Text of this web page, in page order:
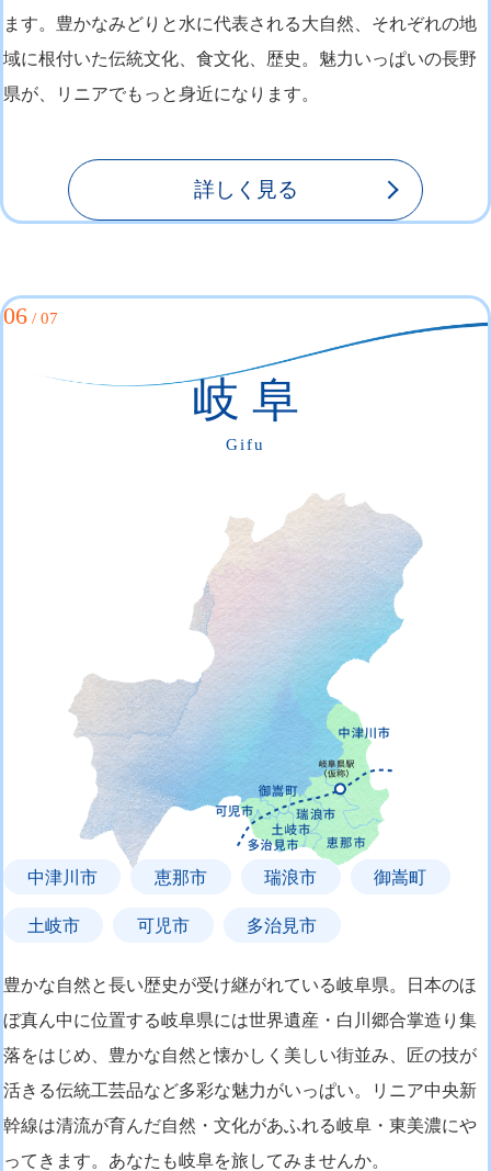
ます。豊かなみどりと水に代表される大自然、それぞれの地
域に根付いた伝統文化、食文化、歴史。魅力いっぱいの長野
県が、リニアでもっと身近になります。
詳しく見る
06 / 07
岐 阜
Gifu
中津川市 恵那市 瑞浪市 御嵩町
土岐市 可児市 多治見市
豊かな自然と長い歴史が受け継がれている岐阜県。日本のほ
ぼ真ん中に位置する岐阜県には世界遺産・白川郷合掌造り集
落をはじめ、豊かな自然と懐かしく美しい街並み、匠の技が
活きる伝統工芸品など多彩な魅力がいっぱい。リニア中央新
幹線は清流が育んだ自然・文化があふれる岐阜・東美濃にや
ってきます。あなたも岐阜を旅してみませんか。